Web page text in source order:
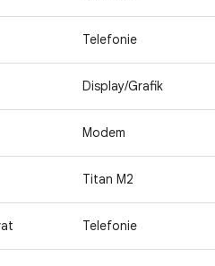
Telefonie
Display/Grafik
Modem
Titan M2
Telefonie